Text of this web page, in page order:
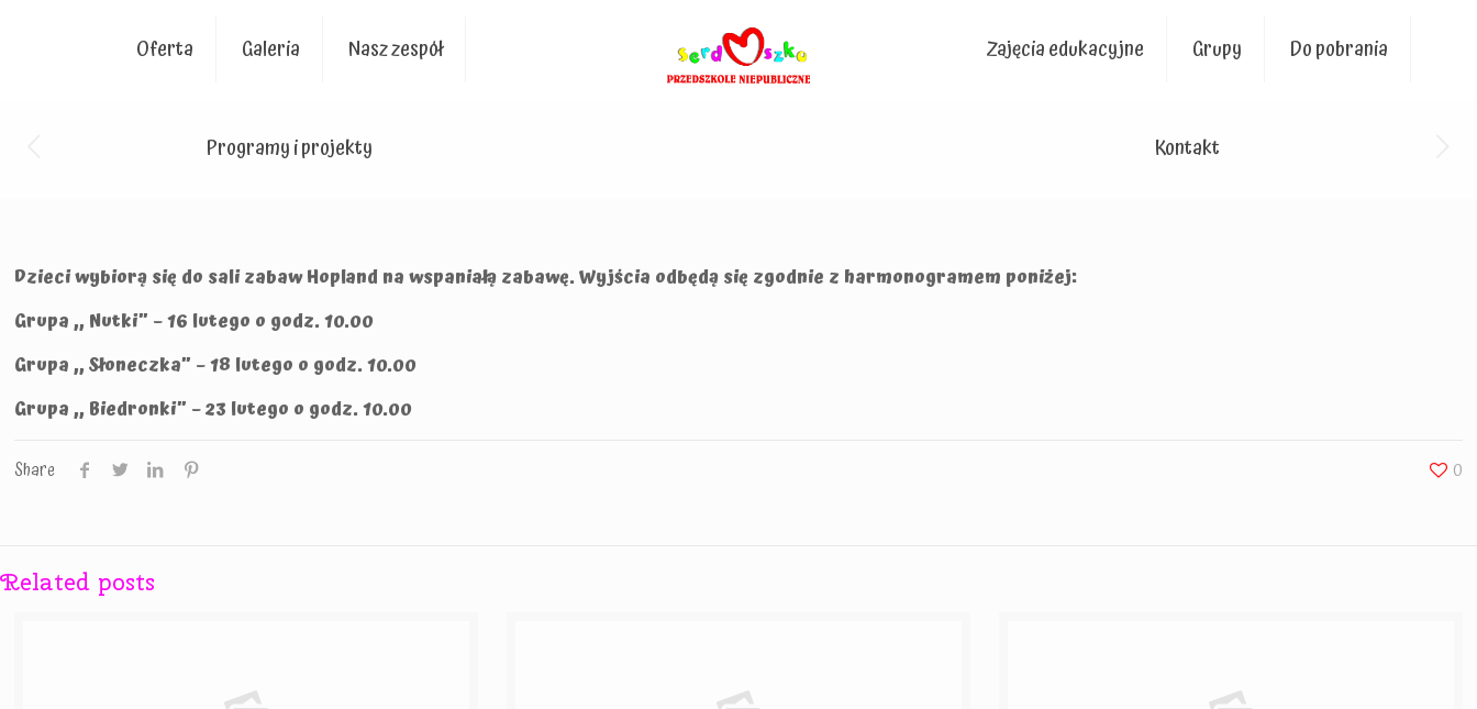
Oferta Galeria Nasz zespół
Programy i projekty
Zajęcia edukacyjne Grupy Do pobrania
Kontakt
Dzieci wybiorą się do sali zabaw Hopland na wspaniałą zabawę. Wyjścia odbędą się zgodnie z harmonogramem poniżej:
Grupa ,, Nutki” – 16 lutego o godz. 10.00
Grupa ,, Słoneczka” – 18 lutego o godz. 10.00
Grupa ,, Biedronki” – 23 lutego o godz. 10.00
Share 0
Related posts